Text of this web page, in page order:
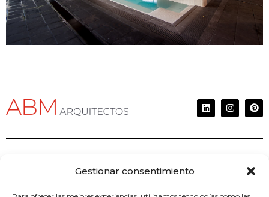
Gestionar consentimiento
Álvarez Blanco Morugán Arquitectos
C/ Agustín Durán 35 – local 28028